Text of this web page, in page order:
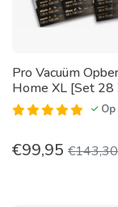
Pro Vacuüm
Home XL [Set 28
€99,95 €143,30